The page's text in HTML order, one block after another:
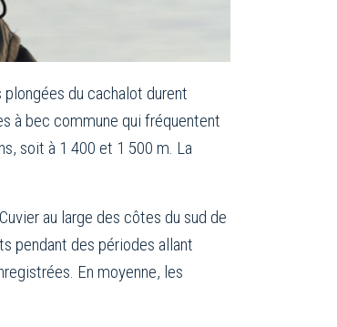
du cachalot durent
à bec commune qui fréquentent
soit à 1 400 et 1 500 m. La
au large des côtes du sud de
pendant des périodes allant
En moyenne, les